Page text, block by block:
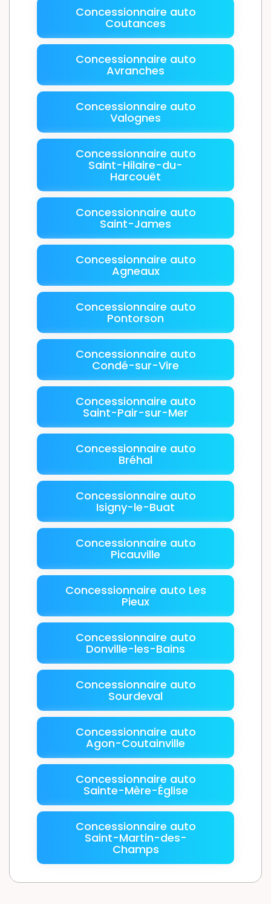
Concessionnaire auto
Coutances
Concessionnaire auto
Avranches
Concessionnaire auto
Valognes
Concessionnaire auto
Saint-Hilaire-du-
Harcouët
Concessionnaire auto
Saint-James
Concessionnaire auto
Agneaux
Concessionnaire auto
Pontorson
Concessionnaire auto
Condé-sur-Vire
Concessionnaire auto
Saint-Pair-sur-Mer
Concessionnaire auto
Bréhal
Concessionnaire auto
Isigny-le-Buat
Concessionnaire auto
Picauville
Concessionnaire auto Les
Pieux
Concessionnaire auto
Donville-les-Bains
Concessionnaire auto
Sourdeval
Concessionnaire auto
Agon-Coutainville
Concessionnaire auto
Sainte-Mère-Église
Concessionnaire auto
Saint-Martin-des-
Champs